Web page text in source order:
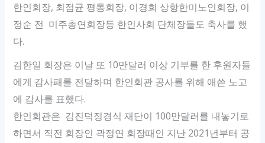
한인회장, 최점균 평통회장, 이경희 상항한미노인회장, 이
정순 전 미주총연회장등 한인사회 단체장들도 축사를 했
다.
김한일 회장은 이날 또 10만달러 이상 기부를 한 후원자들
에게 감사패를 전달하며 한인회관 공사를 위해 애쓴 노고
에 감사를 표했다.
한인회관은 김진덕정경식 재단이 100만달러를 내놓기로
하면서 직전 회장인 곽정연 회장때인 지난 2021년부터 공